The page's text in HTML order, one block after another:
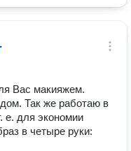
Вас макияжем.
Так же работаю в
е. для экономии
в четыре руки: